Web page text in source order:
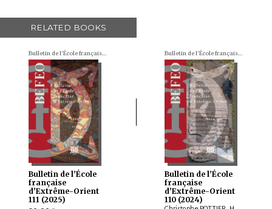
RELATED BOOKS
Bulletin de l'École française d'Extrême-Orient (BEFEO)
Bulletin de l’École
française
d’Extrême-Orient
111 (2025)
Bulletin de l'École française d'Extrême-Orient (BEFEO)
Bulletin de l’École
française
d’Extrême-Orient
110 (2024)